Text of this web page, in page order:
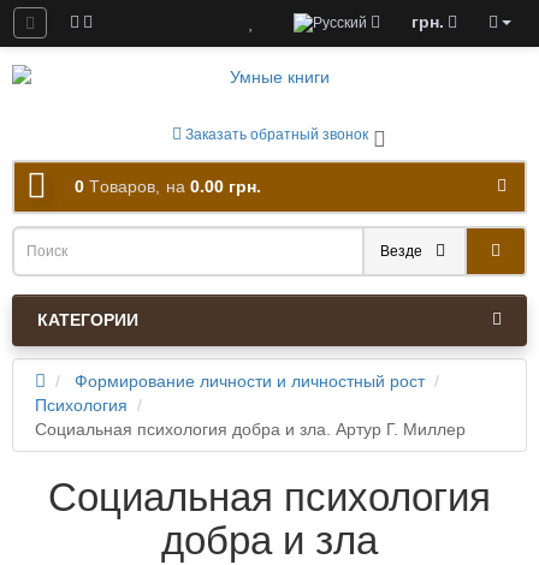
к скачиванию
грн.
Заказать обратный звонок
0 Tоваров, на 0.00 грн.
Везде
КАТЕГОРИИ
Формирование личности и личностный рост
Психология
Социальная психология добра и зла. Артур Г. Миллер
Социальная психология
добра и зла